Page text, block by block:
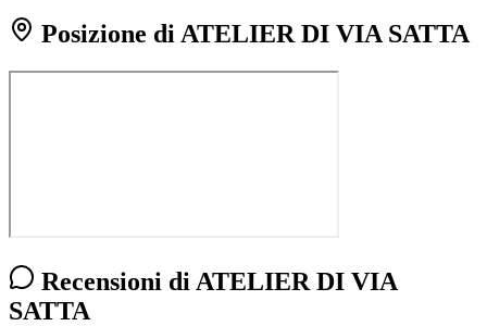
Posizione di ATELIER DI VIA SATTA
Recensioni di ATELIER DI VIA
SATTA